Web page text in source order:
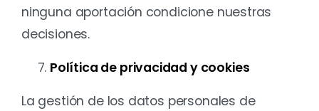
ninguna aportación condicione nuestras
decisiones.
Política de privacidad y cookies
La gestión de los datos personales de